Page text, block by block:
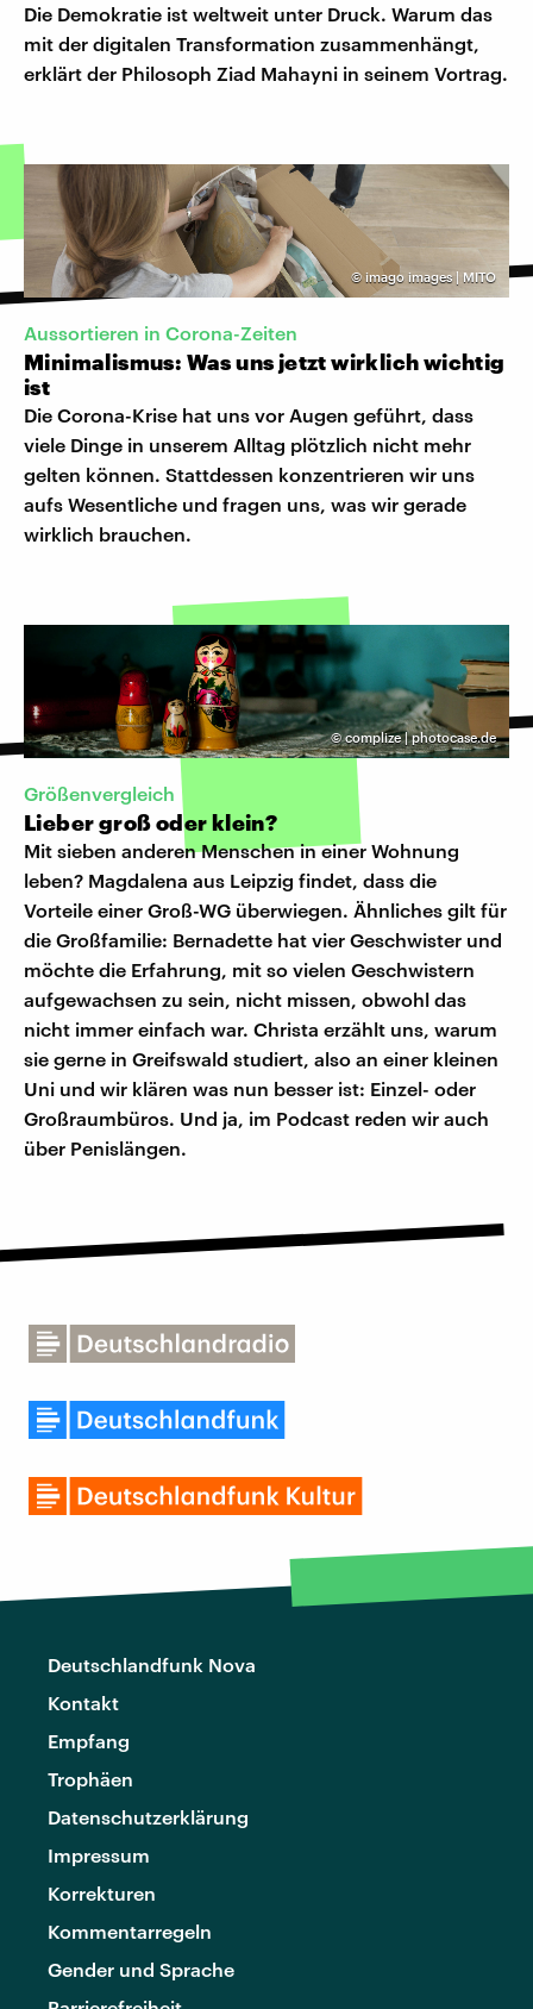
Die Demokratie ist weltweit unter Druck. Warum das
mit der digitalen Transformation zusammenhängt,
erklärt der Philosoph Ziad Mahayni in seinem Vortrag.
© imago images | MITO
Aussortieren in Corona-Zeiten
Minimalismus: Was uns jetzt wirklich wichtig
ist
Die Corona-Krise hat uns vor Augen geführt, dass
viele Dinge in unserem Alltag plötzlich nicht mehr
gelten können. Stattdessen konzentrieren wir uns
aufs Wesentliche und fragen uns, was wir gerade
wirklich brauchen.
©complize | photocase.de
Größenvergleich
Lieber groß oder klein?
Mit sieben anderen Menschen in einer Wohnung
leben? Magdalena aus Leipzig findet, dass die
Vorteile einer Groß-WG überwiegen. Ähnliches gilt für
die Großfamilie: Bernadette hat vier Geschwister und
möchte die Erfahrung, mit so vielen Geschwistern
aufgewachsen zu sein, nicht missen, obwohl das
nicht immer einfach war. Christa erzählt uns, warum
sie gerne in Greifswald studiert, also an einer kleinen
Uni und wir klären was nun besser ist: Einzel- oder
Großraumbüros. Und ja, im Podcast reden wir auch
über Penislängen.
Deutschlandfunk Nova
Kontakt
Empfang
Trophäen
Datenschutzerklärung
Impressum
Korrekturen
Kommentarregeln
Gender und Sprache